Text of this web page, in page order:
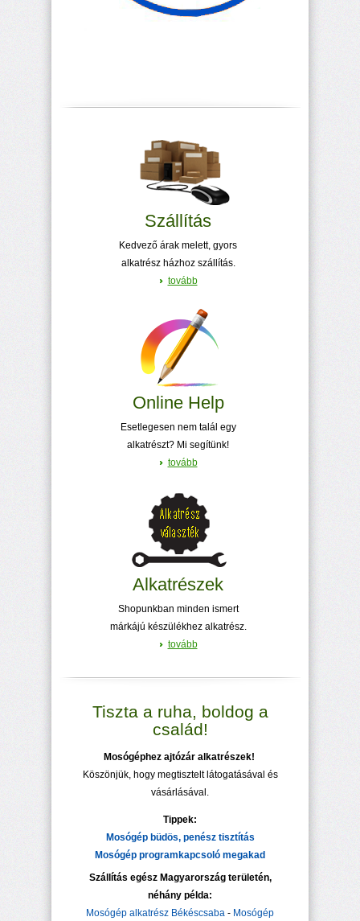
Szállítás
Kedvező árak melett, gyors
alkatrész házhoz szállítás.
tovább
Online Help
Esetlegesen nem talál egy
alkatrészt? Mi segítünk!
tovább
Alkatrészek
Shopunkban minden ismert
márkájú készülékhez alkatrész.
tovább
Tiszta a ruha, boldog a
család!
Mosógéphez ajtózár alkatrészek!
Köszönjük, hogy megtisztelt látogatásával és
vásárlásával.
Tippek:
Mosógép büdös, penész tisztítás
Mosógép programkapcsoló megakad
Szállítás egész Magyarország területén,
néhány példa:
Mosógép alkatrész Békéscsaba - Mosógép